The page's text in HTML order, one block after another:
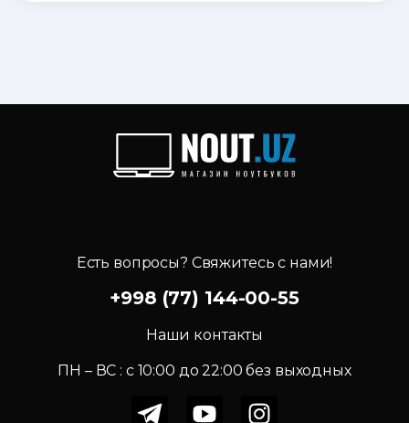
Есть вопросы? Свяжитесь с нами!
+998 (77) 144-00-55
Наши контакты
ПН – ВС : c 10:00 до 22:00 без выходных